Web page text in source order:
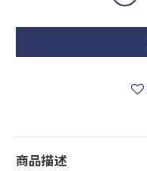
商品描述